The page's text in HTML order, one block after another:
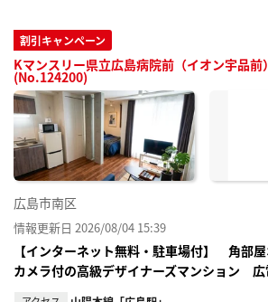
割引キャンペーン
Kマンスリー県立広島病院前（イオン宇品前
(No.124200)
広島市南区
情報更新日 2026/08/04 15:39
【インターネット無料・駐車場付】 角部
カメラ付の高級デザイナーズマンション 広